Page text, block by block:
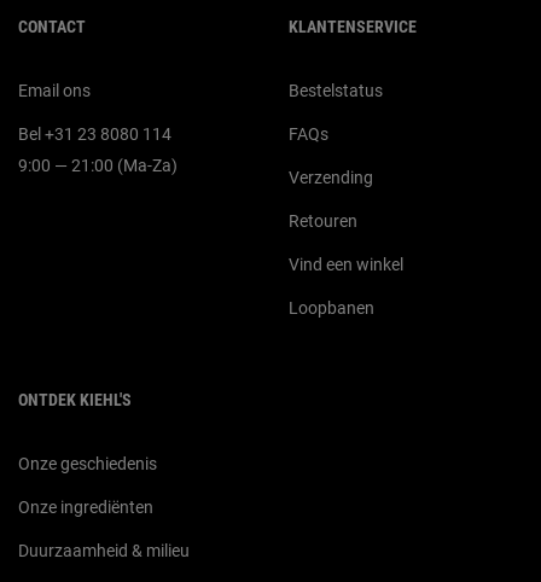
CONTACT
Email ons
Bel +31 23 8080 114
9:00 — 21:00 (Ma-Za)
KLANTENSERVICE
Bestelstatus
FAQs
Verzending
Retouren
Vind een winkel
Loopbanen
ONTDEK KIEHL'S
Onze geschiedenis
Onze ingrediënten
Duurzaamheid & milieu